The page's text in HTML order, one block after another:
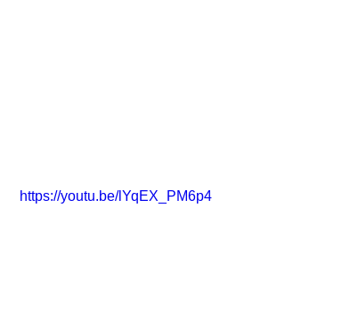
https://youtu.be/lYqEX_PM6p4